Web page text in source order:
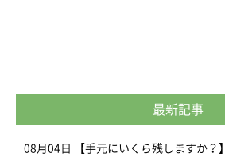
最新記事
08月04日 【手元にいくら残しますか？】